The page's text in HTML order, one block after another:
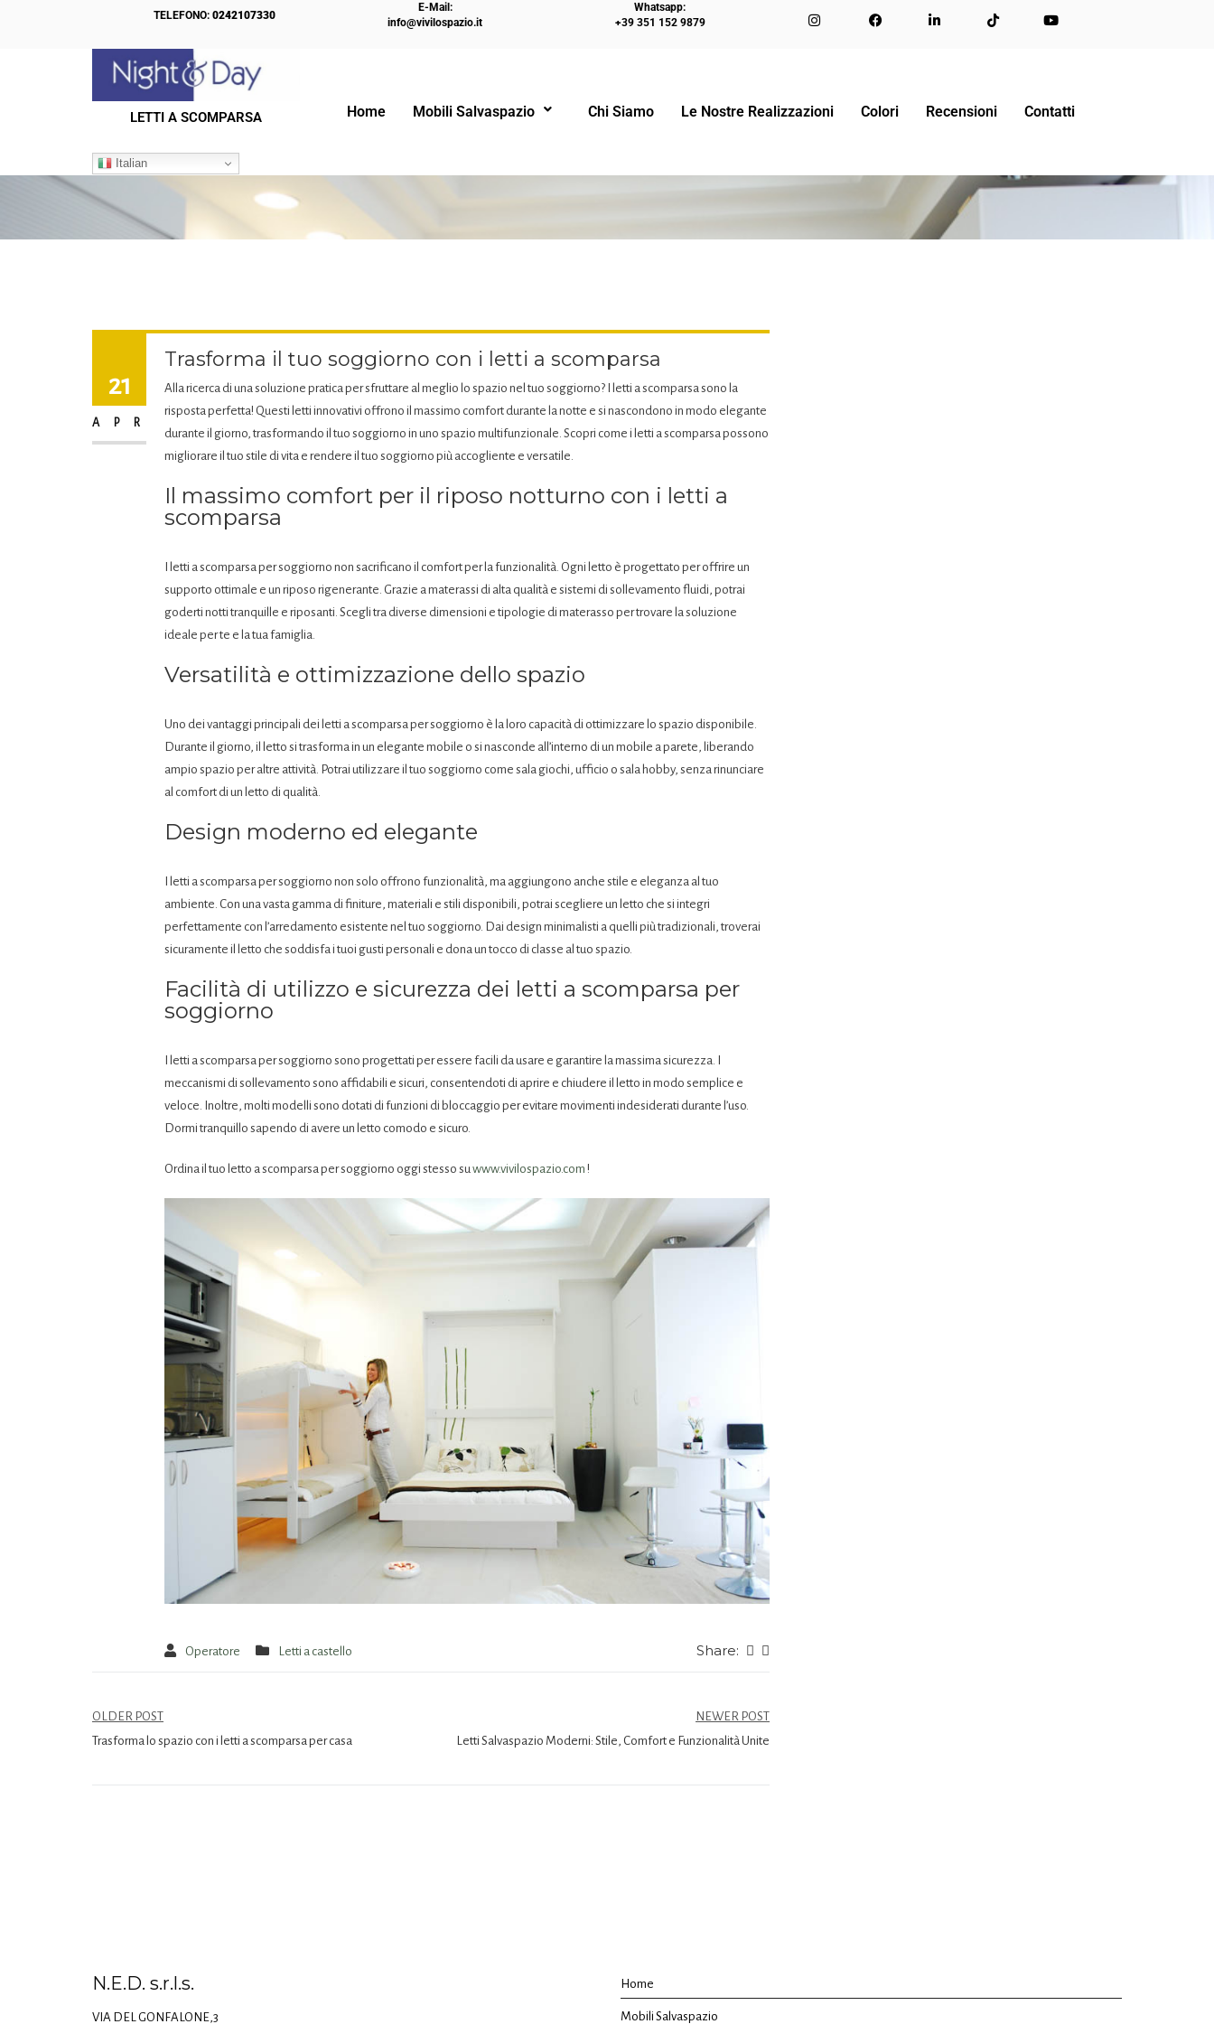
TELEFONO:0242107330
E-Mail:
info@vivilospazio.it
Whatsapp:
+39 351 152 9879
LETTI A SCOMPARSA
Italian
Home Mobili Salvaspazio Chi Siamo Le Nostre Realizzazioni Colori Recensioni Contatti
IL NOSTRO BLOG!
21
APR
Trasforma il tuo soggiorno con i letti a scomparsa
Alla ricerca di una soluzione pratica per sfruttare al meglio lo spazio nel tuo soggiorno? I letti a scomparsa sono la
risposta perfetta! Questi letti innovativi offrono il massimo comfort durante la notte e si nascondono in modo elegante
durante il giorno, trasformando il tuo soggiorno in uno spazio multifunzionale. Scopri come i letti a scomparsa possono
migliorare il tuo stile di vita e rendere il tuo soggiorno più accogliente e versatile.
Il massimo comfort per il riposo notturno con i letti a
scomparsa
I letti a scomparsa per soggiorno non sacrificano il comfort per la funzionalità. Ogni letto è progettato per offrire un
supporto ottimale e un riposo rigenerante. Grazie a materassi di alta qualità e sistemi di sollevamento fluidi, potrai
goderti notti tranquille e riposanti. Scegli tra diverse dimensioni e tipologie di materasso per trovare la soluzione
ideale per te e la tua famiglia.
Versatilità e ottimizzazione dello spazio
Uno dei vantaggi principali dei letti a scomparsa per soggiorno è la loro capacità di ottimizzare lo spazio disponibile.
Durante il giorno, il letto si trasforma in un elegante mobile o si nasconde all’interno di un mobile a parete, liberando
ampio spazio per altre attività. Potrai utilizzare il tuo soggiorno come sala giochi, ufficio o sala hobby, senza rinunciare
al comfort di un letto di qualità.
Design moderno ed elegante
I letti a scomparsa per soggiorno non solo offrono funzionalità, ma aggiungono anche stile e eleganza al tuo
ambiente. Con una vasta gamma di finiture, materiali e stili disponibili, potrai scegliere un letto che si integri
perfettamente con l’arredamento esistente nel tuo soggiorno. Dai design minimalisti a quelli più tradizionali, troverai
sicuramente il letto che soddisfa i tuoi gusti personali e dona un tocco di classe al tuo spazio.
Facilità di utilizzo e sicurezza dei letti a scomparsa per
soggiorno
I letti a scomparsa per soggiorno sono progettati per essere facili da usare e garantire la massima sicurezza. I
meccanismi di sollevamento sono affidabili e sicuri, consentendoti di aprire e chiudere il letto in modo semplice e
veloce. Inoltre, molti modelli sono dotati di funzioni di bloccaggio per evitare movimenti indesiderati durante l’uso.
Dormi tranquillo sapendo di avere un letto comodo e sicuro.
Ordina il tuo letto a scomparsa per soggiorno oggi stesso suwww.vivilospazio.com !
Operatore Letti a castello Share:
OLDER POST
Trasforma lo spazio con i letti a scomparsa per casa
NEWER POST
Letti Salvaspazio Moderni: Stile, Comfort e Funzionalità Unite
N.E.D. s.r.l.s.
VIA DEL GONFALONE,3
Home
Mobili Salvaspazio